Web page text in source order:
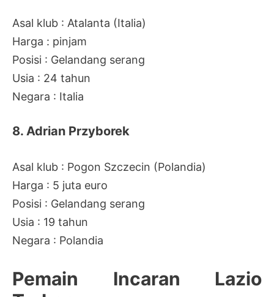
Asal klub : Atalanta (Italia)
Harga : pinjam
Posisi : Gelandang serang
Usia : 24 tahun
Negara : Italia
8. Adrian Przyborek
Asal klub : Pogon Szczecin (Polandia)
Harga : 5 juta euro
Posisi : Gelandang serang
Usia : 19 tahun
Negara : Polandia
Pemain Incaran Lazio